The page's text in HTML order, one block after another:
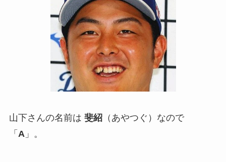
山下さんの名前は 斐紹（あやつぐ）なので
「 A 」。